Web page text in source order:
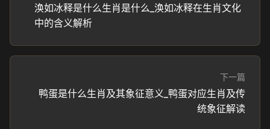
涣如冰释是什么生肖是什么_涣如冰释在生肖文化
中的含义解析
下一篇
鸭蛋是什么生肖及其象征意义_鸭蛋对应生肖及传
统象征解读